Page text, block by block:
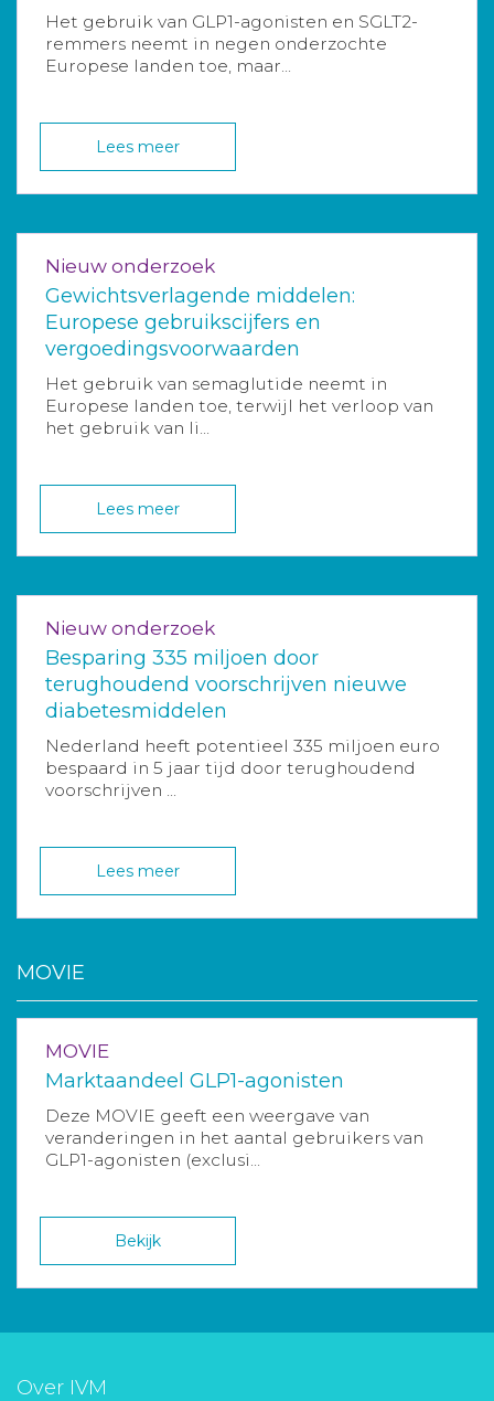
Het gebruik van GLP1-agonisten en SGLT2-
remmers neemt in negen onderzochte
Europese landen toe, maar...
Lees meer
Nieuw onderzoek
Gewichtsverlagende middelen:
Europese gebruikscijfers en
vergoedingsvoorwaarden
Het gebruik van semaglutide neemt in
Europese landen toe, terwijl het verloop van
het gebruik van li...
Lees meer
Nieuw onderzoek
Besparing 335 miljoen door
terughoudend voorschrijven nieuwe
diabetesmiddelen
Nederland heeft potentieel 335 miljoen euro
bespaard in 5 jaar tijd door terughoudend
voorschrijven ...
Lees meer
MOVIE
MOVIE
Marktaandeel GLP1-agonisten
Deze MOVIE geeft een weergave van
veranderingen in het aantal gebruikers van
GLP1-agonisten (exclusi...
Bekijk
Over IVM